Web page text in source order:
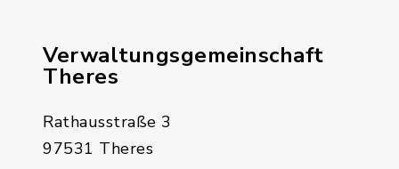
Verwaltungsgemeinschaft
Theres
Rathausstraße 3
97531 Theres